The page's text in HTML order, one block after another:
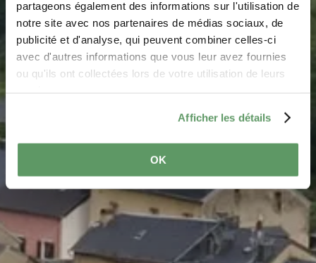
partageons également des informations sur l'utilisation de
notre site avec nos partenaires de médias sociaux, de
publicité et d'analyse, qui peuvent combiner celles-ci
avec d'autres informations que vous leur avez fournies
ou qu'ils ont collectées lors de votre utilisation de leurs
Afficher les détails
OK
Larochette
Wo? 23-33, Chemin J-A Zinnen, L-7626 Larochette